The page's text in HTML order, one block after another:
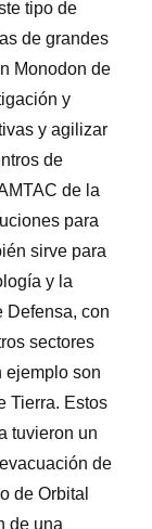
tipo de
de grandes
Monodon de
y
y agilizar
de
de la
para
sirve para
y la
Defensa, con
sectores
ejemplo son
Tierra. Estos
tuvieron un
de
de Orbital
de una